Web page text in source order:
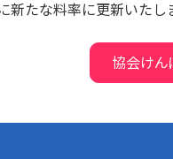
新たな料率に更新いたし
協会けん